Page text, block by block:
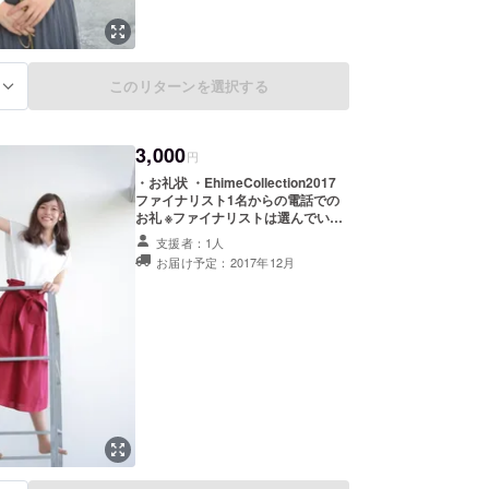
このリターンを選択する
3,000円
・お礼状 ・EhimeCollection2017
ファイナリスト1名からの電話での
お礼 ※ファイナリストは選んでいた
だきます
支援者：1人
お届け予定：2017年12月